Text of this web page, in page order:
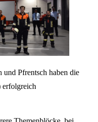
und Pfrentsch haben die